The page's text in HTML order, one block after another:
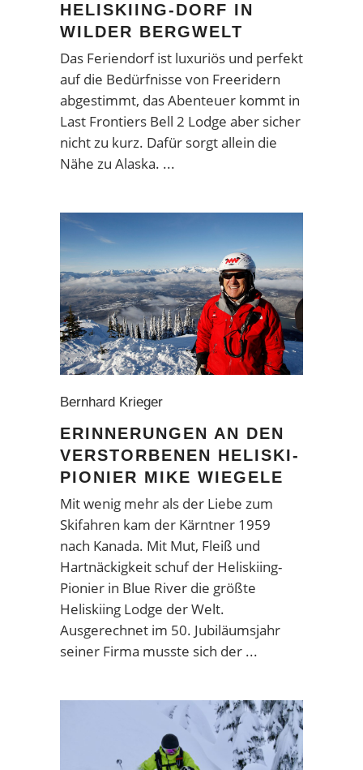
HELISKIING-DORF IN
WILDER BERGWELT
Das Feriendorf ist luxuriös und perfekt
auf die Bedürfnisse von Freeridern
abgestimmt, das Abenteuer kommt in
Last Frontiers Bell 2 Lodge aber sicher
nicht zu kurz. Dafür sorgt allein die
Nähe zu Alaska.
Bernhard Krieger
ERINNERUNGEN AN DEN
VERSTORBENEN HELISKI-
PIONIER MIKE WIEGELE
Mit wenig mehr als der Liebe zum
Skifahren kam der Kärntner 1959
nach Kanada. Mit Mut, Fleiß und
Hartnäckigkeit schuf der Heliskiing-
Pionier in Blue River die größte
Heliskiing Lodge der Welt.
Ausgerechnet im 50. Jubiläumsjahr
seiner Firma musste sich der